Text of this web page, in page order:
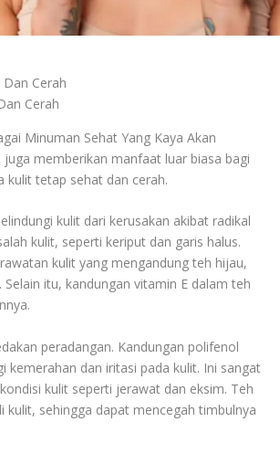
Cerah
Minuman Sehat Yang Kaya Akan
memberikan manfaat luar biasa bagi
kulit tetap sehat dan cerah.
kulit dari kerusakan akibat radikal
kulit, seperti keriput dan garis halus.
kulit yang mengandung teh hijau,
itu, kandungan vitamin E dalam teh
peradangan. Kandungan polifenol
dan iritasi pada kulit. Ini sangat
kulit seperti jerawat dan eksim. Teh
sehingga dapat mencegah timbulnya